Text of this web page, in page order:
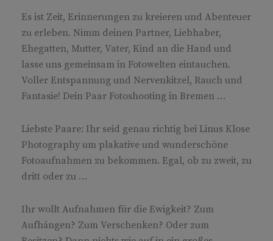
Es ist Zeit, Erinnerungen zu kreieren und Abenteuer
zu erleben. Nimm deinen Partner, Liebhaber,
Ehegatten, Mutter, Vater, Kind an die Hand und
lasse uns gemeinsam in Fotowelten eintauchen.
Voller Entspannung und Nervenkitzel, Rauch und
Fantasie! Dein Paar Fotoshooting in Bremen …
Liebste Paare: Ihr seid genau richtig bei Linus Klose
Photography um plakative und wunderschöne
Fotoaufnahmen zu bekommen. Egal, ob zu zweit, zu
dritt oder zu …
Ihr wollt Aufnahmen für die Ewigkeit? Zum
Aufhängen? Zum Verschenken? Oder zum